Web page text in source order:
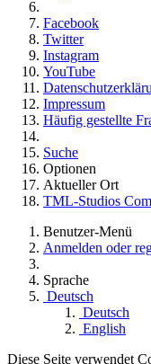
Facebook
Twitter
Instagram
YouTube
Impressum
Häufig gestellte
Suche
Optionen
Aktueller Ort
TML-Studios
Benutzer-Menü
Anmelden oder
Sprache
Deutsch
Deutsch
English
Diese Seite verwendet